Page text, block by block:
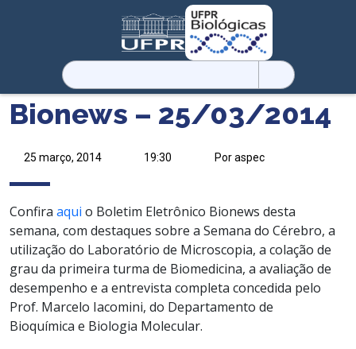
Pesquisar
por:
Bionews – 25/03/2014
25 março, 2014 19:30 Por aspec
Confira aqui o Boletim Eletrônico Bionews desta
semana, com destaques sobre a Semana do Cérebro, a
utilização do Laboratório de Microscopia, a colação de
grau da primeira turma de Biomedicina, a avaliação de
desempenho e a entrevista completa concedida pelo
Prof. Marcelo Iacomini, do Departamento de
Bioquímica e Biologia Molecular.